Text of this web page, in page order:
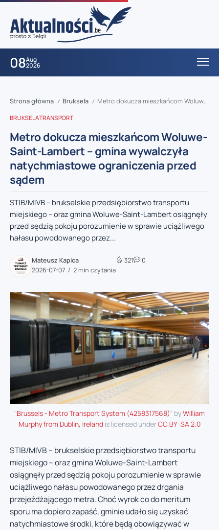
08Aug
2026
Strona główna / Bruksela / Metro dokucza mieszkańcom Woluwe-Saint-Lambert – gmina wywalczyła natychmiastowe ograniczenia przed sądem
BRUKSELATRANSPORT
Metro dokucza mieszkańcom Woluwe-
Saint-Lambert – gmina wywalczyła
natychmiastowe ograniczenia przed
sądem
STIB/MIVB – brukselskie przedsiębiorstwo transportu
miejskiego – oraz gmina Woluwe-Saint-Lambert osiągnęły
przed sędzią pokoju porozumienie w sprawie uciążliwego
hałasu powodowanego przez...
Mateusz Kapica
2026-07-07
2 min czytania
321 0
"Brussels - Metro Transport System (4258317568)" byWilliam
Murphy from Dublin, Irelandis licensed underCC BY-SA 2.0
STIB/MIVB – brukselskie przedsiębiorstwo transportu
miejskiego – oraz gmina Woluwe-Saint-Lambert
osiągnęły przed sędzią pokoju porozumienie w sprawie
uciążliwego hałasu powodowanego przez drgania
przejeżdżającego metra. Choć wyrok co do meritum
sporu ma dopiero zapaść, gminie udało się uzyskać
natychmiastowe środki, które będą obowiązywać w